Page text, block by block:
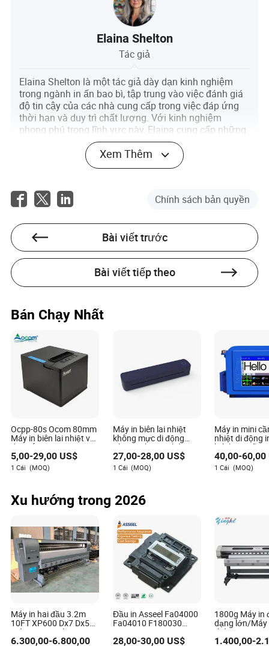
Elaina Shelton
Tác giả
Elaina Shelton là một tác giả dày dạn kinh nghiệm
trong ngành in ấn bao bì, tập trung vào việc đánh giá
độ tin cậy của các nhà cung cấp trong việc đáp ứng
thời hạn và duy trì chất lượng. Với kinh nghiệm
phong phú trong lĩnh vực này, Elaina cung cấp những
hiểu biết và phân tích có giá trị để giúp các doanh
nghiệp điều hướng sự phức tạp của in ấn bao bì.
Xem Thêm
Chính sách bản quyền
Bài viết trước
Bài viết tiếp theo
Bán Chạy Nhất
Ocpp-80s Ocom 80mm
Máy in biên lai nhiệt với
dao cắt tự động
5,00-29,00 US$
1 Cái (MOQ)
Máy in biên lai nhiệt
không mực di động
Bluetooth USB tháng
A4 cho văn phòng, in
trực tiếp không dây,
máy in nhiệt mini
27,00-28,00US$
1 Cái (MOQ)
Máy in mini
nhiệt di động
hết hạn mã
logo in phun
40,00-60,00
1 Cái (MOQ)
Xu hướng trong 2026
Máy in hai đầu 3.2m
10FT XP600 Dx7 Dx5
Máy in Eco Solvent
6.300,00-6.800,00
Đầu in Asseel Fa04000
Fa04010 F180030
Fa35011 F173080
28,00-30,00US$
1800g Máy in
dạng lớn/Máy
thái -Dx5/
1440dpi
1.400,00-